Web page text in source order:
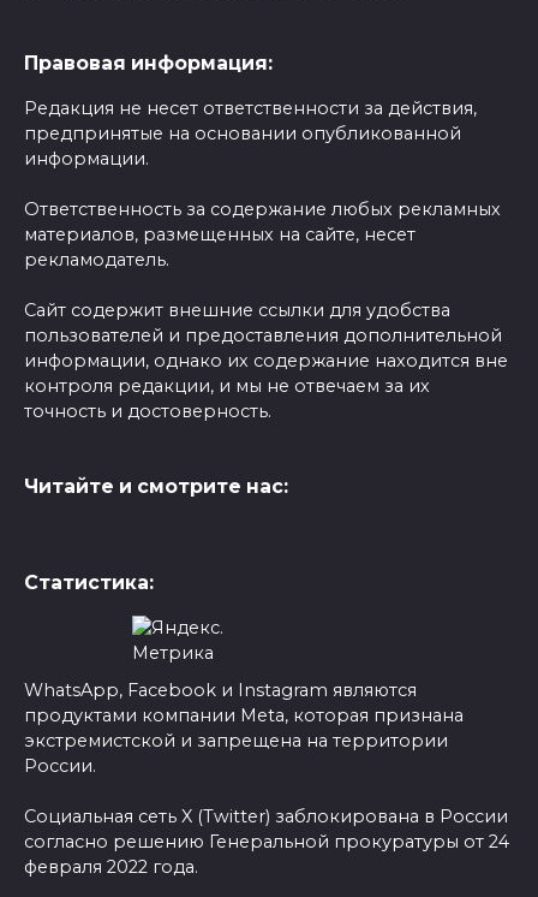
Правовая информация:
Редакция не несет ответственности за действия,
предпринятые на основании опубликованной
информации.
Ответственность за содержание любых рекламных
материалов, размещенных на сайте, несет
рекламодатель.
Сайт содержит внешние ссылки для удобства
пользователей и предоставления дополнительной
информации, однако их содержание находится вне
контроля редакции, и мы не отвечаем за их
точность и достоверность.
Читайте и смотрите нас:
Статистика:
WhatsApp, Facebook и Instagram являются
продуктами компании Meta, которая признана
экстремистской и запрещена на территории
России.
Социальная сеть X (Twitter) заблокирована в России
согласно решению Генеральной прокуратуры от 24
февраля 2022 года.